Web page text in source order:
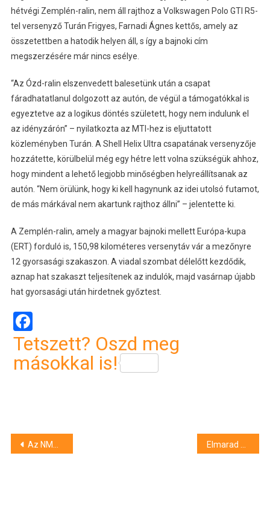
hétvégi Zemplén-ralin, nem áll rajthoz a Volkswagen Polo GTI R5-
tel versenyző Turán Frigyes, Farnadi Ágnes kettős, amely az
összetettben a hatodik helyen áll, s így a bajnoki cím
megszerzésére már nincs esélye.
“Az Ózd-ralin elszenvedett balesetünk után a csapat
fáradhatatlanul dolgozott az autón, de végül a támogatókkal is
egyeztetve az a logikus döntés született, hogy nem indulunk el
az idényzárón” – nyilatkozta az MTI-hez is eljuttatott
közleményben Turán. A Shell Helix Ultra csapatának versenyzője
hozzátette, körülbelül még egy hétre lett volna szükségük ahhoz,
hogy mindent a lehető legjobb minőségben helyreállítsanak az
autón. “Nem örülünk, hogy ki kell hagynunk az idei utolsó futamot,
de más márkával nem akartunk rajthoz állni” – jelentette ki.
A Zemplén-ralin, amely a magyar bajnoki mellett Európa-kupa
(ERT) forduló is, 150,98 kilométeres versenytáv vár a mezőnyre
12 gyorsasági szakaszon. A viadal szombat délelőtt kezdődik,
aznap hat szakaszt teljesítenek az indulók, majd vasárnap újabb
hat gyorsasági után hirdetnek győztest.
Facebook
Tetszett? Oszd meg
másokkal is!
Bejegyzés
Az NMHH összeállításából kiderült, hogy mit hallgattunk tavaly a neten